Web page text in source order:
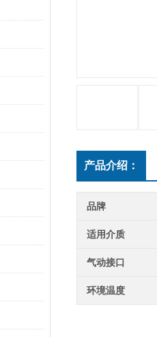
产品介绍：
品牌
适用介质
气动接口
环境温度